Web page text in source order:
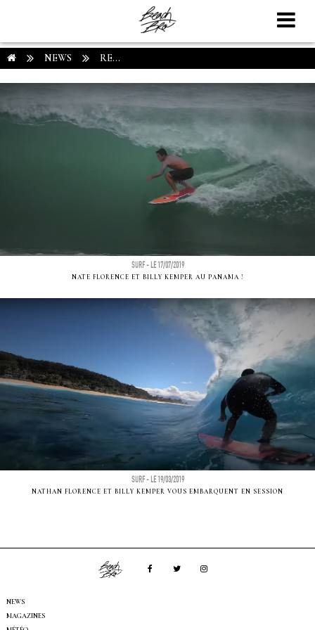
NEWS RE...
SURF - LE 17/07/2019
NATE FLORENCE ET BILLY KEMPER AU PANAMA !
SURF - LE 19/03/2019
NATHAN FLORENCE ET BILLY KEMPER VOUS EMBARQUENT EN SESSION
NEWS
MAGAZINES